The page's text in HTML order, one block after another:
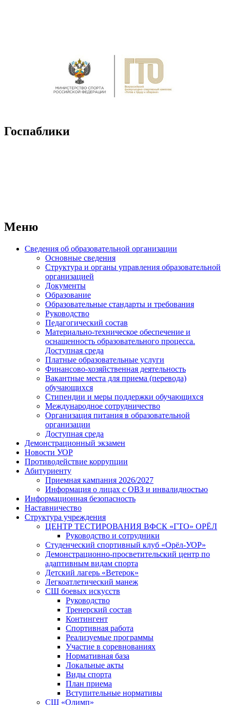
Госпаблики
Меню
Сведения об образовательной организации
Основные сведения
Структура и органы управления образовательной
организацией
Документы
Образование
Образовательные стандарты и требования
Руководство
Педагогический состав
Материально-техническое обеспечение и
оснащенность образовательного процесса.
Доступная среда
Платные образовательные услуги
Финансово-хозяйственная деятельность
Вакантные места для приема (перевода)
обучающихся
Стипендии и меры поддержки обучающихся
Международное сотрудничество
Организация питания в образовательной
организации
Доступная среда
Демонстрационный экзамен
Новости УОР
Противодействие коррупции
Абитуриенту
Приемная кампания 2026/2027
Информация о лицах с ОВЗ и инвалидностью
Информационная безопасность
Наставничество
Структура учреждения
ЦЕНТР ТЕСТИРОВАНИЯ ВФСК «ГТО» ОРЁЛ
Руководство и сотрудники
Студенческий спортивный клуб «Орёл-УОР»
Демонстрационно-просветительский центр по
адаптивным видам спорта
Детский лагерь «Ветерок»
Легкоатлетический манеж
СШ боевых искусств
Руководство
Тренерский состав
Контингент
Спортивная работа
Реализуемые программы
Участие в соревнованиях
Нормативная база
Локальные акты
Виды спорта
План приема
Вступительные нормативы
СШ «Олимп»